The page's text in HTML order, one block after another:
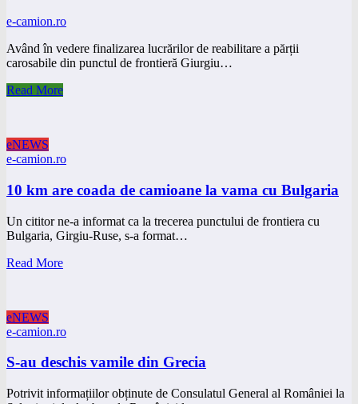
e-camion.ro
Având în vedere finalizarea lucrărilor de reabilitare a părții
carosabile din punctul de frontieră Giurgiu…
Read More
eNEWS
e-camion.ro
10 km are coada de camioane la vama cu Bulgaria
Un cititor ne-a informat ca la trecerea punctului de frontiera cu
Bulgaria, Girgiu-Ruse, s-a format…
Read More
eNEWS
e-camion.ro
S-au deschis vamile din Grecia
Potrivit informațiilor obținute de Consulatul General al României la